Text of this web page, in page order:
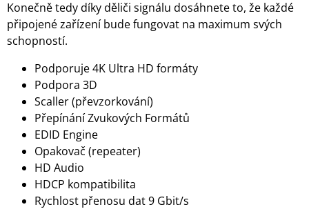
Konečně tedy díky děliči signálu dosáhnete to, že každé
připojené zařízení bude fungovat na maximum svých
schopností.
Podporuje 4K Ultra HD formáty
Podpora 3D
Scaller (převzorkování)
Přepínání Zvukových Formátů
EDID Engine
Opakovač (repeater)
HD Audio
HDCP kompatibilita
Rychlost přenosu dat 9 Gbit/s